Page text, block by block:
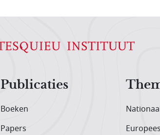
Publicaties
Boeken
Papers
Europees